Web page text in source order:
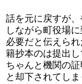
話を元に戻すが
しながら町役場
必要だと伝えら
籍抄本のは提出し
ちゃんと機関の
と却下されてしま